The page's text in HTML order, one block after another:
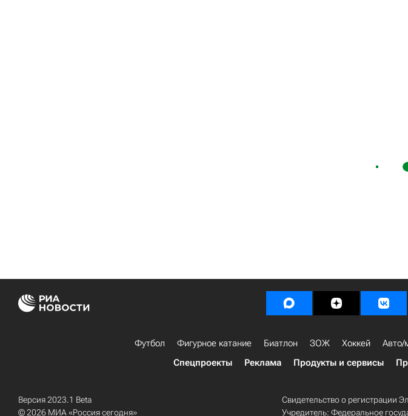
Футбол Фигурное катание Биатлон ЗОЖ Хоккей Авто/
Спецпроекты
Реклама Продукты и сервисы
Версия 2023.1 Beta
© 2026 МИА «Россия сегодня»
Свидетельство о регистрации
Учредитель: Федеральное